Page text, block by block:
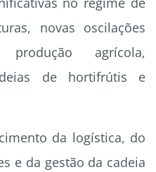
novas oscilações
agrícola,
de hortifrútis e
da logística, do
e da gestão da cadeia